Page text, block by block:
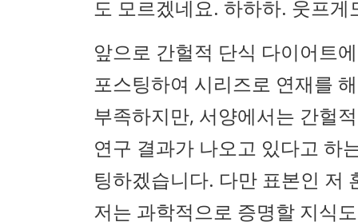
도 모르겠네요. 하하하. 웃프게
앞으로 간헐적 단식 다이어트
포스팅하여 시리즈로 연재를
부족하지만, 서양에서는 간헐
연구 결과가 나오고 있다고 하
팅하겠습니다. 다만 표본인 저
저는 과학적으로 증명할 지식